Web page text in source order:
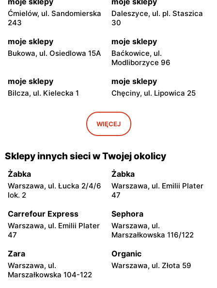
Ćmielów, ul. Sandomierska
243
Daleszyce, ul. pl. Staszica
30
moje sklepy
Bukowa, ul. Osiedlowa 15A
moje sklepy
Baćkowice, ul.
Modliborzyce 96
moje sklepy
Bilcza, ul. Kielecka 1
moje sklepy
Chęciny, ul. Lipowica 25
Iwaniska, ul. Ujazdowska 5
moje sklepy
Bogoria, ul. Rynek 30
Gorzyce, ul. Szkolna 44 Grębów, ul. Wydrza 180
moje sklepy
Jadachy, ul. Jadachy 111
moje sklepy
Jeżowe, ul. Zalesie 77
Kazimierza Wielka, ul.
Kolejowa 15
Kamień, ul. Błonie 23
Górki, ul. Górki 71
Gumniska, ul. Gumniska
157C
WIĘCEJ
Sklepy innych sieci w Twojej okolicy
Żabka
Warszawa, ul. Łucka 2/4/6
lok. 2
Żabka
Warszawa, ul. Emilii Plater
47
Carrefour Express
Warszawa, ul. Emilii Plater
47
Sephora
Warszawa, ul.
Marszałkowska 116/122
Zara
Warszawa, ul.
Marszałkowska 104-122
Organic
Warszawa, ul. Złota 59